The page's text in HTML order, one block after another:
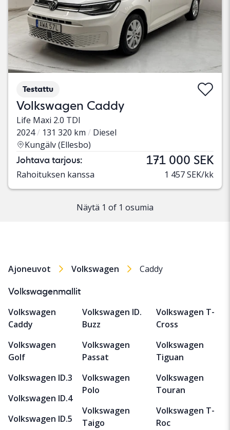
Testattu
Volkswagen Caddy
Life Maxi 2.0 TDI
2024
131 320 km
Diesel
Kungälv (Ellesbo)
Johtava tarjous: 171 000 SEK
Rahoituksen kanssa 1 457 SEK/kk
Näytä 1 of 1 osumia
Ajoneuvot Volkswagen Caddy
Volkswagenmallit
Volkswagen
Caddy
Volkswagen
Golf
Volkswagen ID.3
Volkswagen ID.4
Volkswagen ID.5
Volkswagen ID.
Buzz
Volkswagen
Passat
Volkswagen
Polo
Volkswagen
Taigo
Volkswagen T-
Cross
Volkswagen
Tiguan
Volkswagen
Touran
Volkswagen T-
Roc